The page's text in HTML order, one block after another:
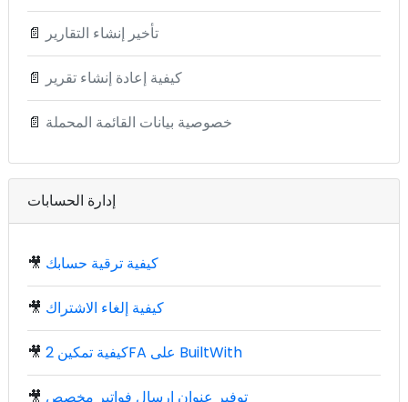
📄 تأخير إنشاء التقارير
📄 كيفية إعادة إنشاء تقرير
📄 خصوصية بيانات القائمة المحملة
إدارة الحسابات
🎥 كيفية ترقية حسابك
🎥 كيفية إلغاء الاشتراك
🎥 كيفية تمكين 2FA على BuiltWith
🎥 توفير عنوان إرسال فواتير مخصص